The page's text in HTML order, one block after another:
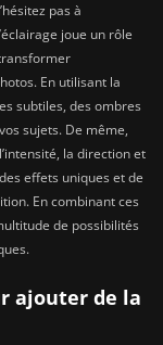
pas à
joue un rôle
En utilisant la
subtiles, des ombres
sujets. De même,
la direction et
effets uniques et de
En combinant ces
de possibilités
ajouter de la